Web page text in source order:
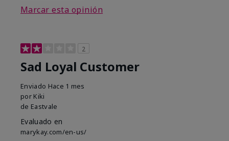
Marcar esta opinión
2
Sad Loyal Customer
Enviado Hace 1 mes
por Kiki
de Eastvale
Evaluado en
marykay.com/en-us/